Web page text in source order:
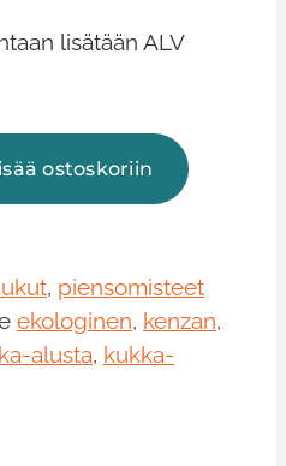
lisätään ALV
ostoskoriin
, piensomisteet
ekologinen, kenzan,
alusta, kukka-